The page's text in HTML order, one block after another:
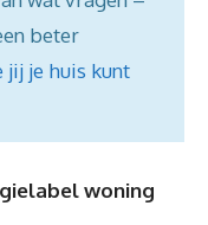
beter
jij je huis kunt
woning